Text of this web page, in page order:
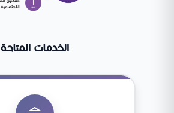
الخدمات المتاحة